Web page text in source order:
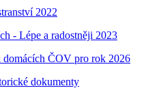
2022
- Lépe a radostněji 2023
domácích ČOV pro rok 2026
dokumenty